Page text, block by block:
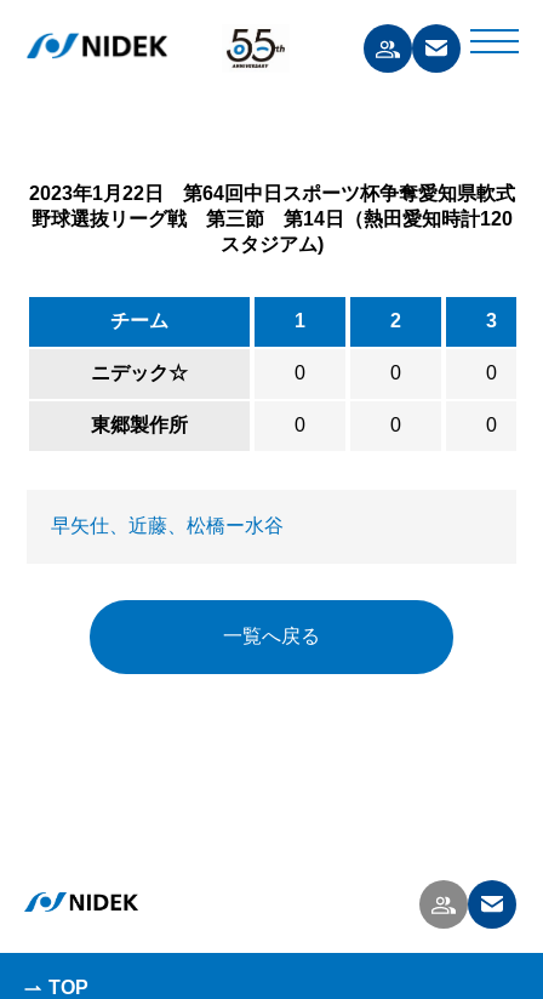
2023年1月22日 第64回中日スポーツ杯争奪愛知県軟式
野球選抜リーグ戦 第三節 第14日（熱田愛知時計120
スタジアム)
チーム 1 2 3
ニデック☆ 0 0 0
東郷製作所 0 0 0
早矢仕、近藤、松橋ー水谷
一覧へ戻る
TOP